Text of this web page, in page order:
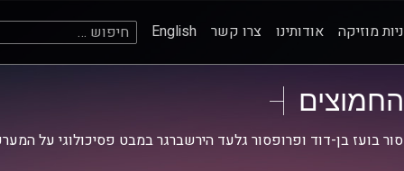
מוזיקה אודותינו צרו קשר English חיפוש:
החמוצים
בועז בן-דוד ופרופסור גלעד הירשברגר במבט פסיכולוגי על